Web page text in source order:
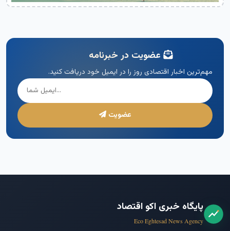
عضویت در خبرنامه
مهم‌ترین اخبار اقتصادی روز را در ایمیل خود دریافت کنید.
عضویت
پایگاه خبری اکو اقتصاد
Eco Eghtesad News Agency